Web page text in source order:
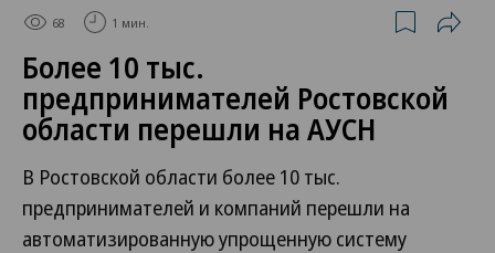
68 1 мин.
Более 10 тыс.
предпринимателей Ростовской
области перешли на АУСН
В Ростовской области более 10 тыс.
предпринимателей и компаний перешли на
автоматизированную упрощенную систему